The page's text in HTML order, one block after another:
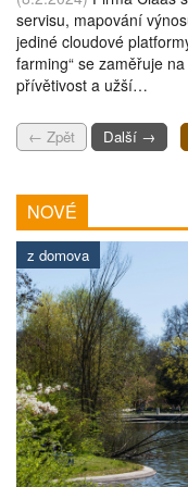
servisu, mapování
jediné cloudové
farming“ se zaměřuje
přívětivost a užší…
← Zpět Další →
NOVÉ
z domova